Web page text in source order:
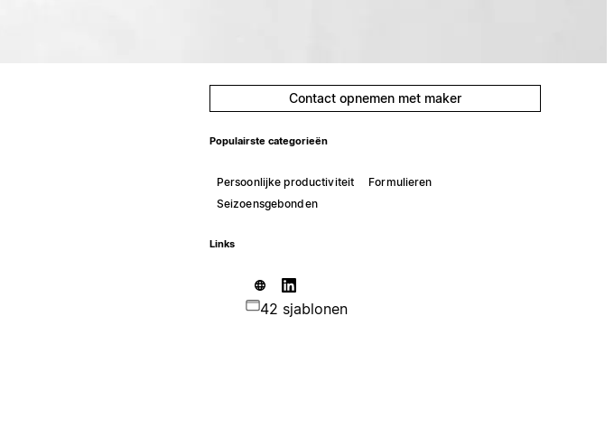
Contact opnemen met maker
Populairste categorieën
Persoonlijke productiviteit
Formulieren
Seizoensgebonden
Links
42 sjablonen